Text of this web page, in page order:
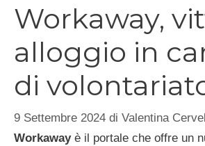
Workaway,
alloggio in
di
9 Settembre 2024 di Valentina
Workawayè il portale che offre un